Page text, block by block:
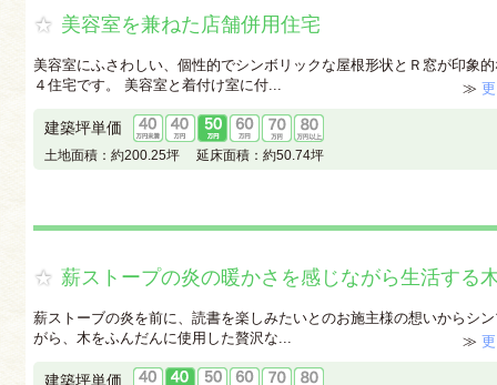
美容室を兼ねた店舗併用住宅
美容室にふさわしい、個性的でシンボリックな屋根形状とＲ窓が印象
４住宅です。 美容室と着付け室に付...
≫
建築坪単価
土地面積： 約200.25坪 延床面積： 約50.74坪
薪ストープの炎の暖かさを感じながら生活する
薪ストーブの炎を前に、読書を楽しみたいとのお施主様の想いからシ
がら、木をふんだんに使用した贅沢な...
≫
建築坪単価